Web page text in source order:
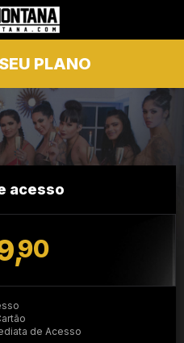
PLANO
acesso
90
de Acesso